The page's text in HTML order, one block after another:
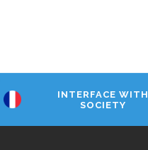
INTERFACE WITH
SOCIETY